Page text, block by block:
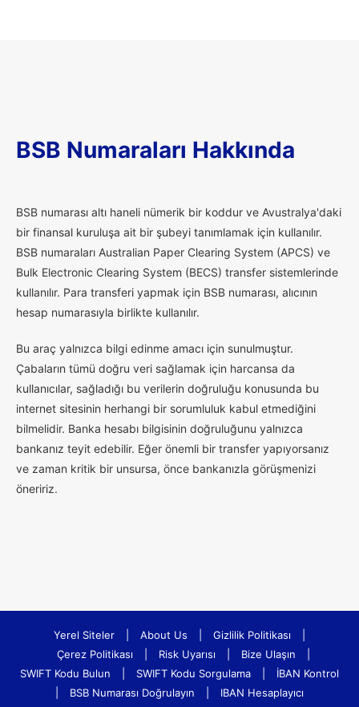
BSB Numaraları Hakkında
BSB numarası altı haneli nümerik bir koddur ve Avustralya'daki
bir finansal kuruluşa ait bir şubeyi tanımlamak için kullanılır.
BSB numaraları Australian Paper Clearing System (APCS) ve
Bulk Electronic Clearing System (BECS) transfer sistemlerinde
kullanılır. Para transferi yapmak için BSB numarası, alıcının
hesap numarasıyla birlikte kullanılır.
Bu araç yalnızca bilgi edinme amacı için sunulmuştur.
Çabaların tümü doğru veri sağlamak için harcansa da
kullanıcılar, sağladığı bu verilerin doğruluğu konusunda bu
internet sitesinin herhangi bir sorumluluk kabul etmediğini
bilmelidir. Banka hesabı bilgisinin doğruluğunu yalnızca
bankanız teyit edebilir. Eğer önemli bir transfer yapıyorsanız
ve zaman kritik bir unsursa, önce bankanızla görüşmenizi
öneririz.
Yerel Siteler About Us Gizlilik Politikası
Çerez Politikası
Risk Uyarısı Bize Ulaşın
SWIFT Kodu Bulun
SWIFT Kodu Sorgulama
İBAN Kontrol
BSB Numarası Doğrulayın
IBAN Hesaplayıcı